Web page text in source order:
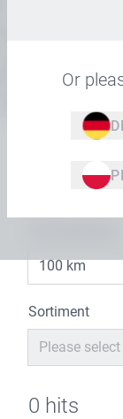
Or
100 km
Sortiment
Please select
0 hits